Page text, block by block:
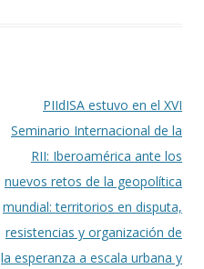
PIIdISA estuvo en el XVI
Seminario Internacional de la
RII: Iberoamérica ante los
nuevos retos de la geopolítica
mundial: territorios en disputa,
resistencias y organización de
la esperanza a escala urbana y